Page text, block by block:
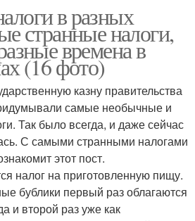
в разных
странные налоги,
времена в
(16 фото)
казну правительства
самые необычные и
Так было всегда, и даже сейчас
С самыми странными налогами
этот пост.
налог на приготовленную пищу.
бублики первый раз облагаются
и второй раз уже как